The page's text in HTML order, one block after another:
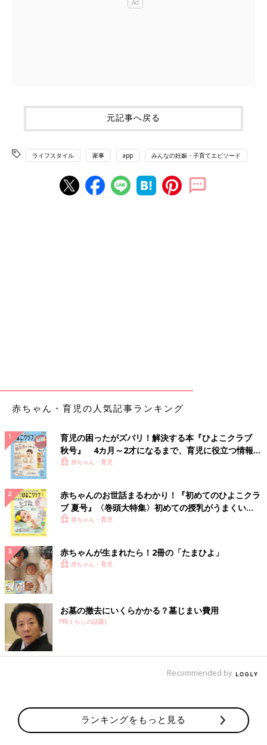
元記事へ戻る
ライフスタイル 家事 app みんなの妊娠・子育てエピソード
赤ちゃん・育児の人気記事ランキング
育児の困ったがズバリ！解決する本『ひよこクラブ
秋号』 4カ月～2才になるまで、育児に役立つ情報が
いっぱい！
赤ちゃん・育児
赤ちゃんのお世話まるわかり！『初めてのひよこクラ
ブ 夏号』〈巻頭大特集〉初めての授乳がうまくい
く！ おっぱい・ミルクの基本と夏のトラブル 解決テ
赤ちゃん・育児
赤ちゃんが生まれたら！2冊の「たまひよ」
赤ちゃん・育児
お墓の撤去にいくらかかる？墓じまい費用
PR(くらしの話題)
Recommended by
ランキングをもっと見る